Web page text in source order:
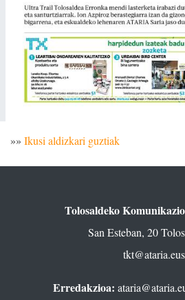
»» Ikusi aldizkari guztiak
Tolosaldeko
San Esteban, 20
tkt@ataria.eus
Erredakzioa: